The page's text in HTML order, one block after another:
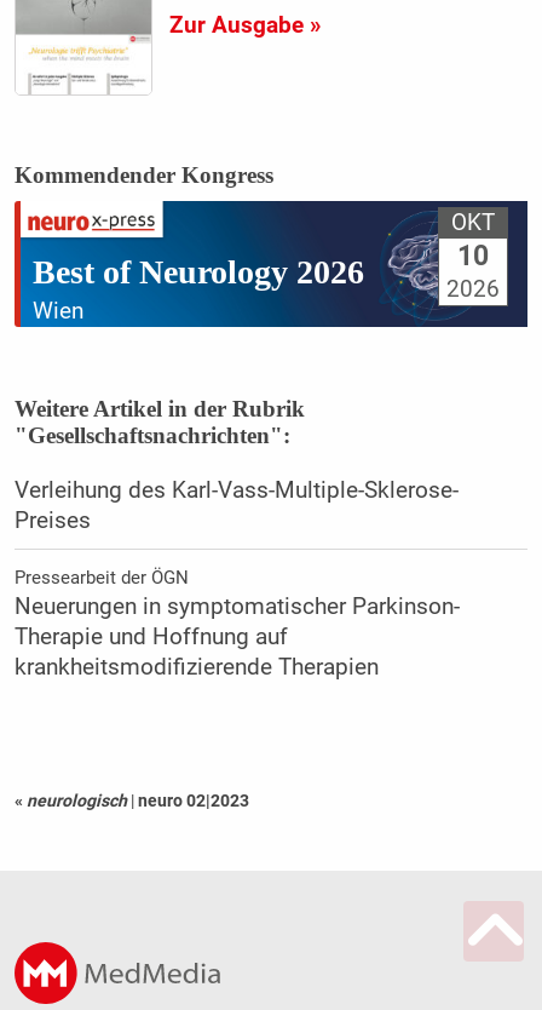
Zur Ausgabe »
Kommendender Kongress
Best of Neurology 2026
Wien
OKT
10
2026
Weitere Artikel in der Rubrik
"Gesellschaftsnachrichten":
Verleihung des Karl-Vass-Multiple-Sklerose-
Preises
Pressearbeit der ÖGN
Neuerungen in symptomatischer Parkinson-
Therapie und Hoffnung auf
krankheitsmodifizierende Therapien
« neurologisch |neuro 02|2023